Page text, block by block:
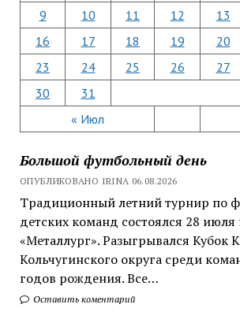
« Июл
9
10 11 12 13
16
17 18 19 20
23
24 25 26 27
30
31
Большой футбольный день
ОПУБЛИКОВАНО IRINA 06.08.2026
Традиционный летний турнир по
детских команд состоялся 28 июля
«Металлург». Разыгрывался Кубок
Кольчугинского округа среди
годов рождения. Все…
Оставить коментарий